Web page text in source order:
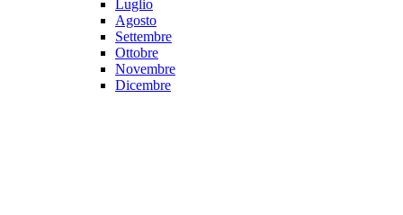
Luglio
Agosto
Settembre
Ottobre
Novembre
Dicembre